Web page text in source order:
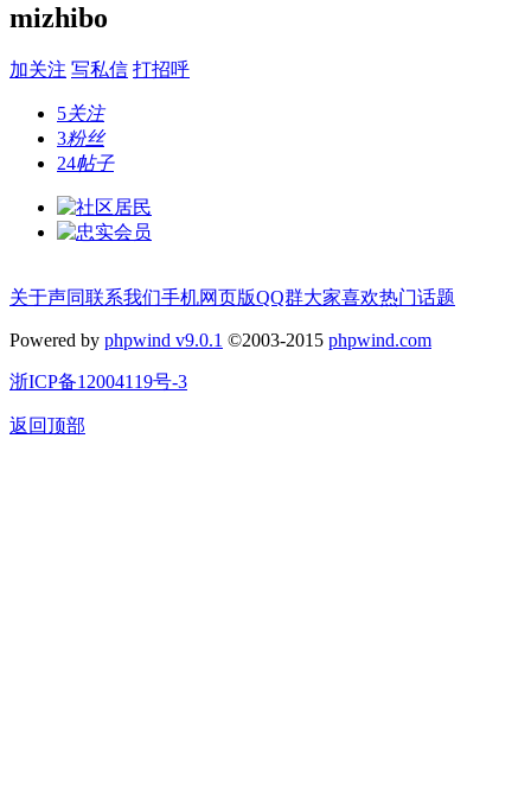
mizhibo
加关注 写私信 打招呼
5关注
3粉丝
24帖子
关于声同联系我们手机网页版QQ群大家喜欢热门话题
Powered by phpwind v9.0.1 ©2003-2015 phpwind.com
浙ICP备12004119号-3
返回顶部